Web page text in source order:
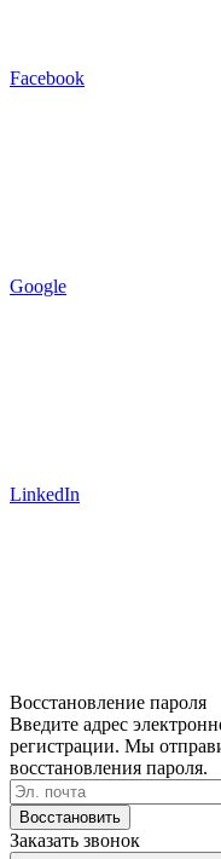
Facebook
Google
LinkedIn
Восстановление пароля
Введите адрес
регистрации. Мы
восстановления пароля.
Восстановить
Заказать звонок